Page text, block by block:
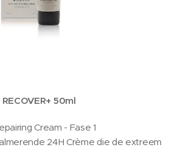
RECOVER+ 50ml
Cream - Fase 1
24H Crème die de extreem